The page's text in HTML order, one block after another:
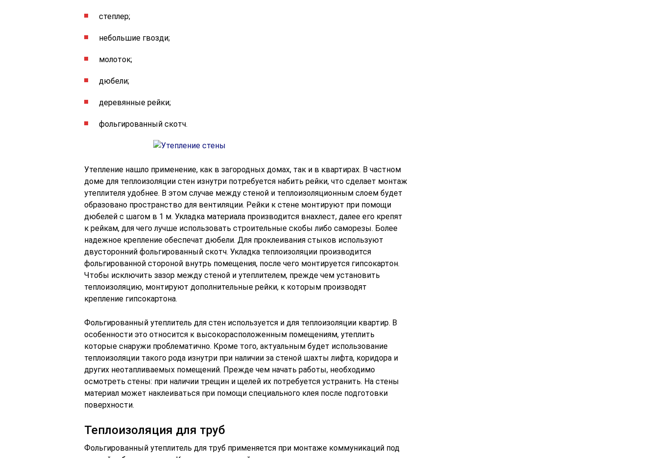
степлер;
небольшие гвозди;
молоток;
дюбели;
деревянные рейки;
фольгированный скотч.
Утепление нашло применение, как в загородных домах, так и в квартирах. В частном
доме для теплоизоляции стен изнутри потребуется набить рейки, что сделает монтаж
утеплителя удобнее. В этом случае между стеной и теплоизоляционным слоем будет
образовано пространство для вентиляции. Рейки к стене монтируют при помощи
дюбелей с шагом в 1 м. Укладка материала производится внахлест, далее его крепят
к рейкам, для чего лучше использовать строительные скобы либо саморезы. Более
надежное крепление обеспечат дюбели. Для проклеивания стыков используют
двусторонний фольгированный скотч. Укладка теплоизоляции производится
фольгированной стороной внутрь помещения, после чего монтируется гипсокартон.
Чтобы исключить зазор между стеной и утеплителем, прежде чем установить
теплоизоляцию, монтируют дополнительные рейки, к которым производят
крепление гипсокартона.
Фольгированный утеплитель для стен используется и для теплоизоляции квартир. В
особенности это относится к высокорасположенным помещениям, утеплить
которые снаружи проблематично. Кроме того, актуальным будет использование
теплоизоляции такого рода изнутри при наличии за стеной шахты лифта, коридора и
других неотапливаемых помещений. Прежде чем начать работы, необходимо
осмотреть стены: при наличии трещин и щелей их потребуется устранить. На стены
материал может наклеиваться при помощи специального клея после подготовки
поверхности.
Теплоизоляция для труб
Фольгированный утеплитель для труб применяется при монтаже коммуникаций под